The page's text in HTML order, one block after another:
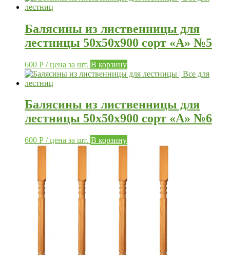
Балясины из лиственницы для
лестницы 50х50х900 сорт «А» №5
600 Р / цена за шт. В корзину
Балясины из лиственницы для
лестницы 50х50х900 сорт «А» №6
600 Р / цена за шт. В корзину